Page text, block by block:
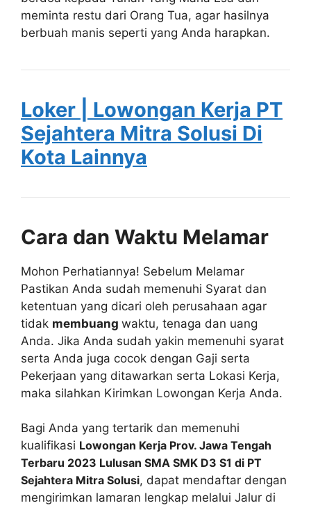
meminta restu dari Orang Tua, agar hasilnya
berbuah manis seperti yang Anda harapkan.
Loker | Lowongan Kerja PT
Sejahtera Mitra Solusi Di
Kota Lainnya
Cara dan Waktu Melamar
Mohon Perhatiannya! Sebelum Melamar
Pastikan Anda sudah memenuhi Syarat dan
ketentuan yang dicari oleh perusahaan agar
tidak membuang waktu, tenaga dan uang
Anda. Jika Anda sudah yakin memenuhi syarat
serta Anda juga cocok dengan Gaji serta
Pekerjaan yang ditawarkan serta Lokasi Kerja,
maka silahkan Kirimkan Lowongan Kerja Anda.
Bagi Anda yang tertarik dan memenuhi
kualifikasi Lowongan Kerja Prov. Jawa Tengah
Terbaru 2023 Lulusan SMA SMK D3 S1 di PT
Sejahtera Mitra Solusi, dapat mendaftar dengan
mengirimkan lamaran lengkap melalui Jalur di